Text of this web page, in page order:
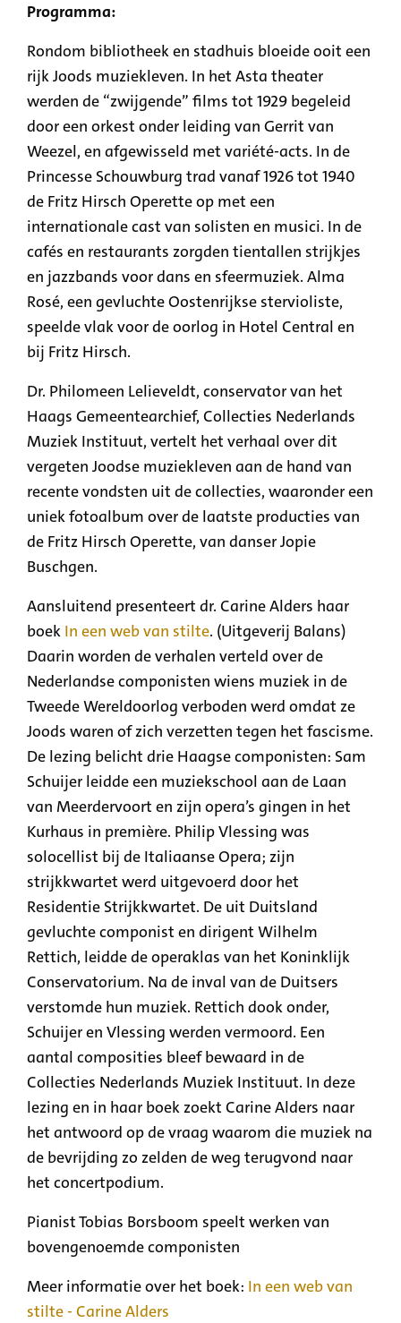
Programma:
Rondom bibliotheek en stadhuis bloeide ooit een
rijk Joods muziekleven. In het Asta theater
werden de “zwijgende” films tot 1929 begeleid
door een orkest onder leiding van Gerrit van
Weezel, en afgewisseld met variété-acts. In de
Princesse Schouwburg trad vanaf 1926 tot 1940
de Fritz Hirsch Operette op met een
internationale cast van solisten en musici. In de
cafés en restaurants zorgden tientallen strijkjes
en jazzbands voor dans en sfeermuziek. Alma
Rosé, een gevluchte Oostenrijkse stervioliste,
speelde vlak voor de oorlog in Hotel Central en
bij Fritz Hirsch.
Dr. Philomeen Lelieveldt, conservator van het
Haags Gemeentearchief, Collecties Nederlands
Muziek Instituut, vertelt het verhaal over dit
vergeten Joodse muziekleven aan de hand van
recente vondsten uit de collecties, waaronder een
uniek fotoalbum over de laatste producties van
de Fritz Hirsch Operette, van danser Jopie
Buschgen.
Aansluitend presenteert dr. Carine Alders haar
boek In een web van stilte. (Uitgeverij Balans)
Daarin worden de verhalen verteld over de
Nederlandse componisten wiens muziek in de
Tweede Wereldoorlog verboden werd omdat ze
Joods waren of zich verzetten tegen het fascisme.
De lezing belicht drie Haagse componisten: Sam
Schuijer leidde een muziekschool aan de Laan
van Meerdervoort en zijn opera’s gingen in het
Kurhaus in première. Philip Vlessing was
solocellist bij de Italiaanse Opera; zijn
strijkkwartet werd uitgevoerd door het
Residentie Strijkkwartet. De uit Duitsland
gevluchte componist en dirigent Wilhelm
Rettich, leidde de operaklas van het Koninklijk
Conservatorium. Na de inval van de Duitsers
verstomde hun muziek. Rettich dook onder,
Schuijer en Vlessing werden vermoord. Een
aantal composities bleef bewaard in de
Collecties Nederlands Muziek Instituut. In deze
lezing en in haar boek zoekt Carine Alders naar
het antwoord op de vraag waarom die muziek na
de bevrijding zo zelden de weg terugvond naar
het concertpodium.
Pianist Tobias Borsboom speelt werken van
bovengenoemde componisten
Meer informatie over het boek: In een web van
stilte - Carine Alders